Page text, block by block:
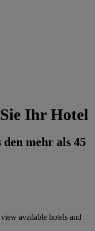
Ihr Hotel
mehr als 45
available hotels and